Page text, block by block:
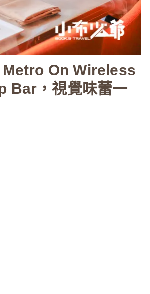
On Wireless
Bar，視覺味蕾一